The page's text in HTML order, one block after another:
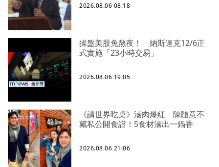
2026.08.06 08:18
操盤美股免熬夜！ 納斯達克12/6正
式實施「23小時交易」
2026.08.06 19:05
《請世界吃桌》滷肉爆紅 陳隨意不
藏私公開食譜！5食材滷出一鍋香
2026.08.06 21:06